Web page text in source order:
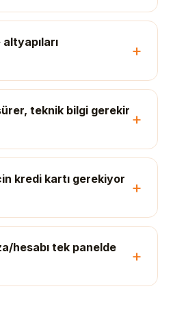
teknik bilgi gerekir
kredi kartı gerekiyor
hesabı tek panelde